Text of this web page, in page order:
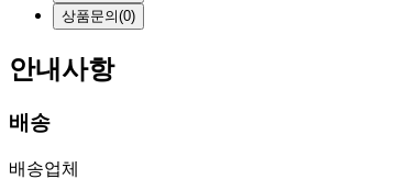
상품문의(0)
안내사항
배송
배송업체